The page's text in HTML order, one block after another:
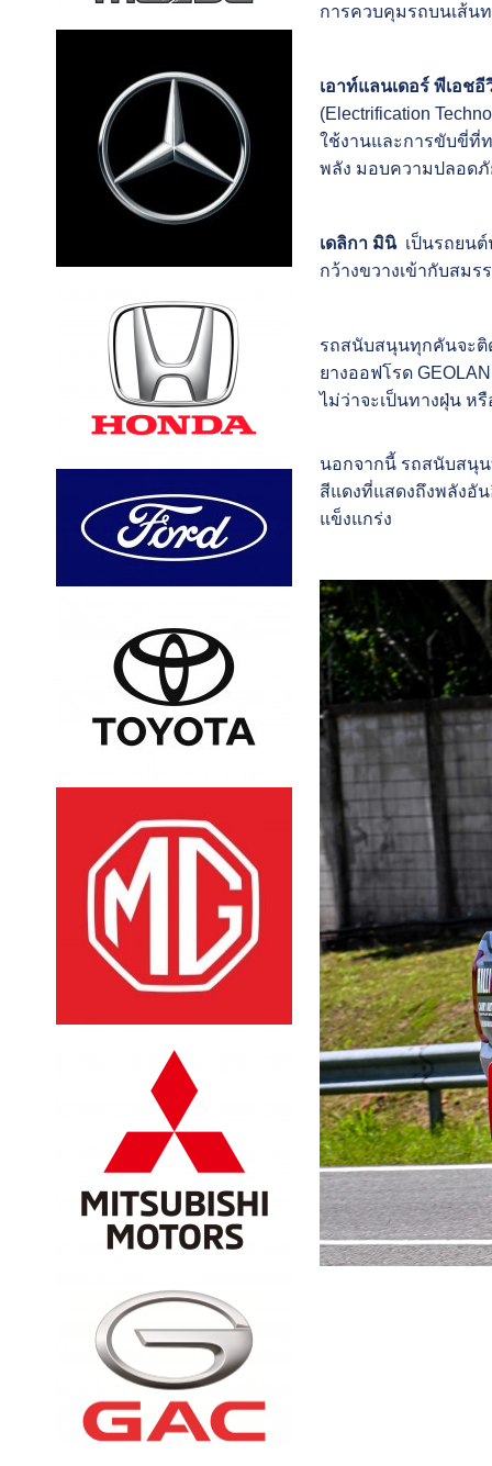
การควบคุมรถบนเส้น
เอาท์แลนเดอร์ พีเอชอี
(Electrification
ใช้งานและการขับขี่ที่
พลัง มอบความปลอดภั
เดลิกา มินิเป็นรถยนต์
กว้างขวางเข้ากับสม
รถสนับสนุนทุกคันจะติด
ยางออฟโรด
ไม่ว่าจะเป็นทางฝุ่น ห
นอกจากนี้ รถสนับสนุน
สีแดงที่แสดงถึงพลังอั
แข็งแกร่ง